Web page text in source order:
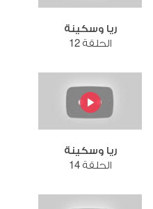
ريا وسكينة
الحلقة 12
ريا وسكينة
الحلقة 14